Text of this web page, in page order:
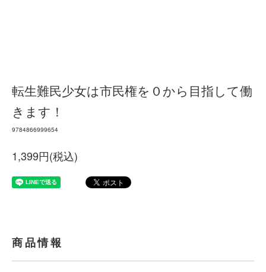
転生難民少女は市民権を０から目指して働
きます！
9784866999654
1,399円(税込)
商品情報